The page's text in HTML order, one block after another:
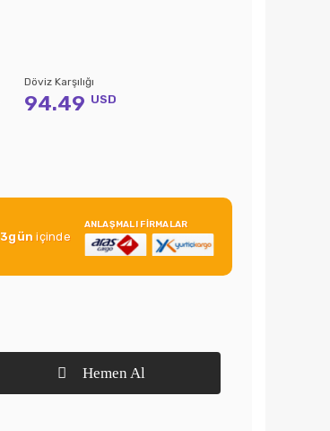
Döviz Karşılığı
94.49 USD
3gün içinde
ANLAŞMALI FİRMALAR
Hemen Al